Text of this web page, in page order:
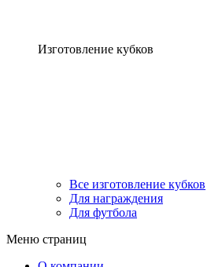
Изготовление кубков
Все изготовление кубков
Для награждения
Для футбола
Меню страниц